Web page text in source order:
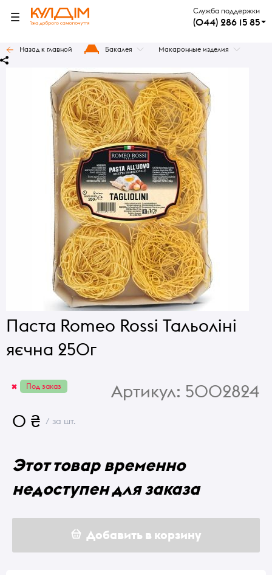
Служба поддержки
(044) 286 15 85
Назад к главной Бакалея Макаронные изделия
Паста Romeo Rossi Тальоліні
яєчна 250г
Под заказ Артикул: 5002824
0 ₴ / за шт.
Этот товар временно
недоступен для заказа
Добавить в корзину